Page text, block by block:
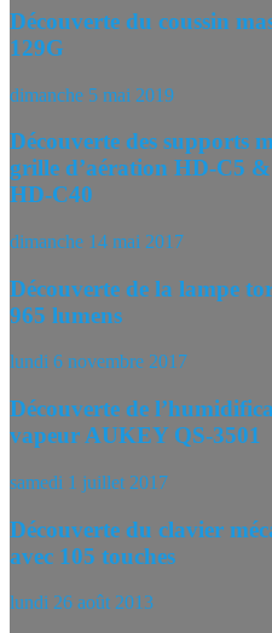
Découverte du coussin
129G
dimanche 5 mai 2019
Découverte des supports
grille d’aération HD-C5
HD-C40
dimanche 14 mai 2017
Découverte de la lampe
965 lumens
lundi 6 novembre 2017
Découverte de
vapeur AUKEY QS-3501
samedi 1 juillet 2017
Découverte du clavier
avec 105 touches
lundi 26 août 2013